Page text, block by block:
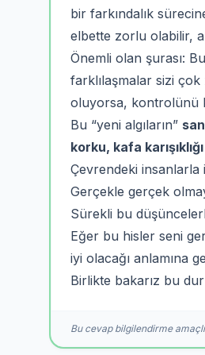
bir farkındalık
elbette zorlu olabilir,
Önemli olan şurası:
farklılaşmalar sizi
oluyorsa, kontrolünü
Bu “yeni algıların”
korku, kafa karışıklığı
Çevrendeki insanlarla
Gerçekle gerçek
Sürekli bu
Eğer bu hisler seni
iyi olacağı anlamına
Birlikte bakarız bu
Bu cevap bilgilendirme